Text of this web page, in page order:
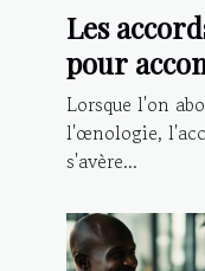
Les
pour
Lorsque l'on
l'œnologie,
s'avère...